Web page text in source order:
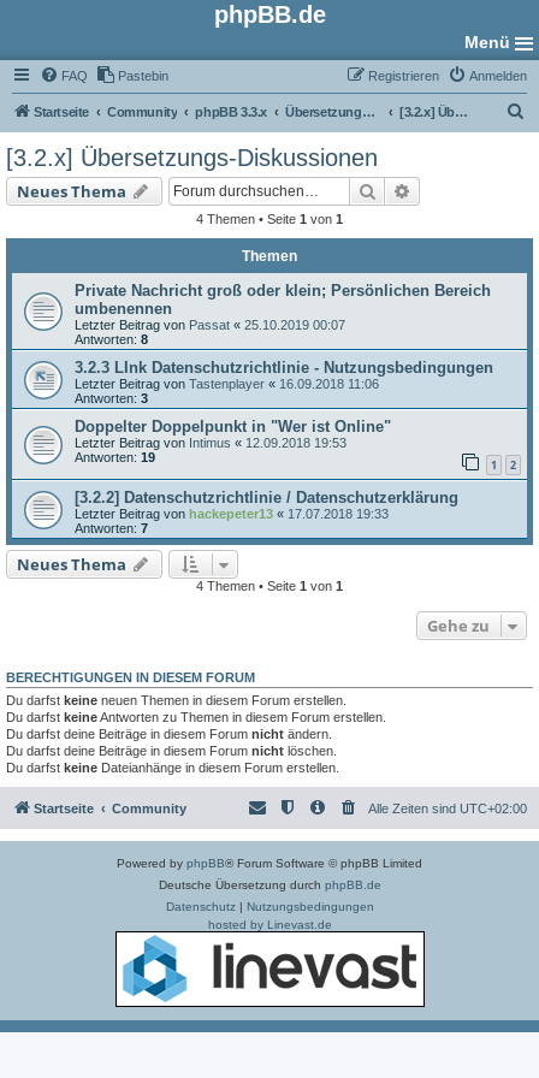
phpBB.de
Menü
FAQ Pastebin Anmelden
Registrieren
Startseite Community phpBB 3.3.x Übersetzungs-Foren [3.2.x] Übersetzungs-Diskussionen
[3.2.x] Übersetzungs-Diskussionen
Neues Thema Suche
4 Themen • Seite 1 von 1
Themen
Private Nachricht groß oder klein; Persönlichen Bereich
umbenennen
Letzter Beitrag von Passat « 25.10.2019 00:07
Antworten: 8
3.2.3 LInk Datenschutzrichtlinie - Nutzungsbedingungen
Letzter Beitrag von Tastenplayer « 16.09.2018 11:06
Antworten: 3
Doppelter Doppelpunkt in "Wer ist Online"
Letzter Beitrag von Intimus « 12.09.2018 19:53
Antworten: 19 1 2
[3.2.2] Datenschutzrichtlinie / Datenschutzerklärung
Letzter Beitrag von hackepeter13 « 17.07.2018 19:33
Antworten: 7
Neues Thema
4 Themen • Seite 1 von 1
Gehe zu
BERECHTIGUNGEN IN DIESEM FORUM
Du darfst keine neuen Themen in diesem Forum erstellen.
Du darfst keineAntworten zu Themen in diesem Forum erstellen.
Du darfst deine Beiträge in diesem Forum nicht ändern.
Du darfst deine Beiträge in diesem Forum nicht löschen.
Du darfst keine Dateianhänge in diesem Forum erstellen.
Startseite Community Alle Zeiten sind UTC+02:00
Powered by phpBB® Forum Software © phpBB Limited
Deutsche Übersetzung durch phpBB.de
Datenschutz| Nutzungsbedingungen
hosted by Linevast.de